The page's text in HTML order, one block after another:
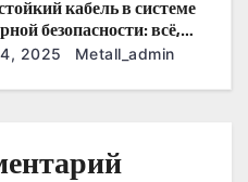
кабель в системе
безопасности: всё,
знать
2025 Metall_admin